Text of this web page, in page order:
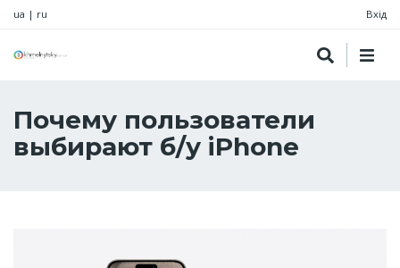
ua | ru Вхід
Почему пользователи
выбирают б/у iPhone